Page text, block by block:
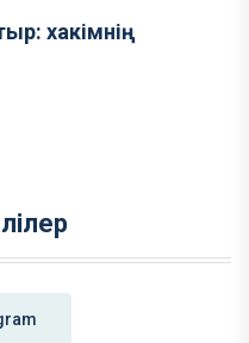
хакімнің